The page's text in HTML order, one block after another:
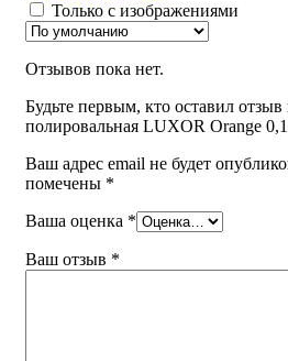
Только с изображениями
Отзывов пока нет.
Будьте первым, кто оставил отзыв
полировальная LUXOR Orange
Ваш адрес email не будет
помечены *
Ваша оценка *
Ваш отзыв *